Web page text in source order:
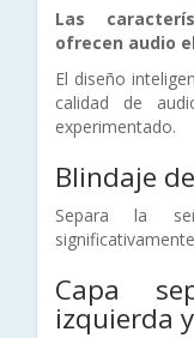
Las
ofrecen audio
El diseño
calidad de
experimentado.
Blindaje
Separa la
Capa
izquierda